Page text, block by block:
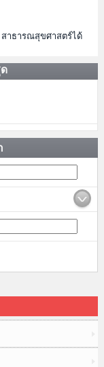
าธารณสุขศาสตร์ได้